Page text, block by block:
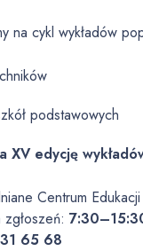
na cykl wykładów
podstawowych
XV edycję
Centrum
zgłoszeń:
65 68